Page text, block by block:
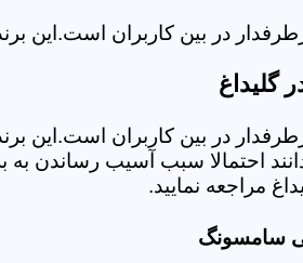
در بین کاربران است.این
گلیداغ
در بین کاربران است.این
احتمالا سبب آسیب رساندن
مراجعه نمایید.
سامسونگ